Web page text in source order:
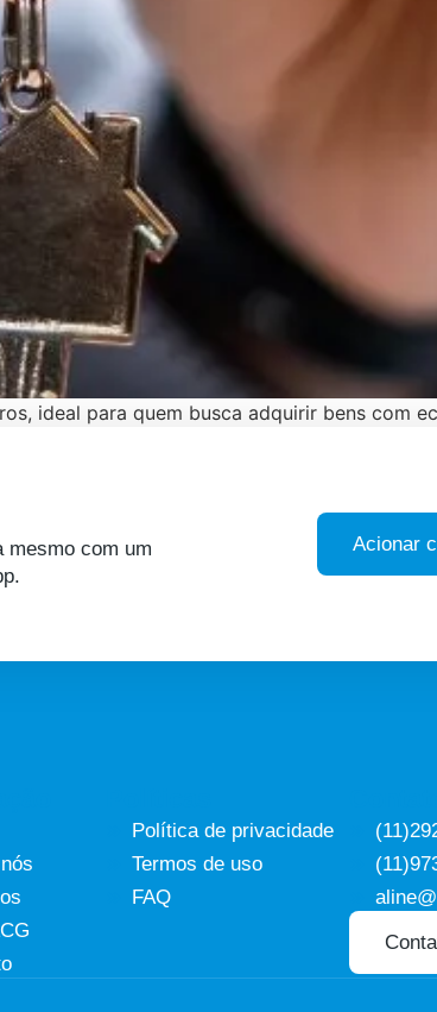
ideal para quem busca adquirir bens com
mesmo com um
Acionar
Política de privacidade
Termos de uso
FAQ